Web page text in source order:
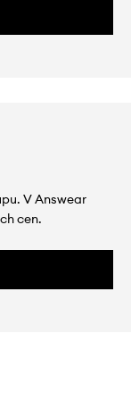
V Answear
cen.